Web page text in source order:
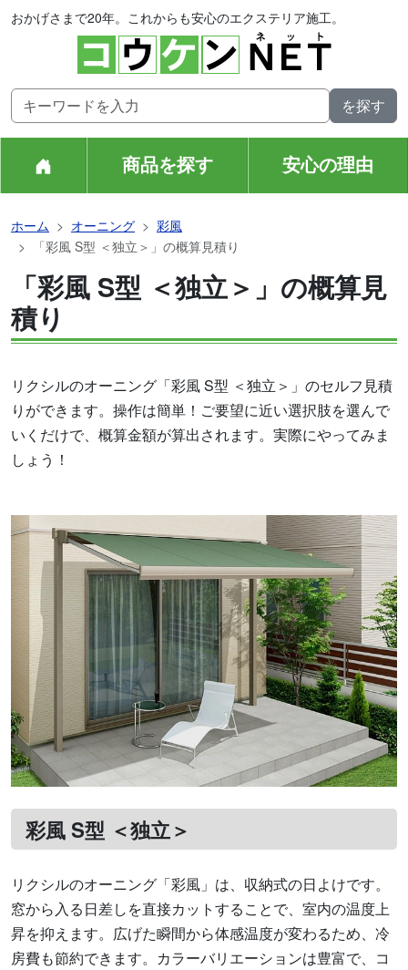
おかげさまで20年。これからも安心のエクステリア施工。
商品を探す 安心の理由
ホーム オーニング
彩風
「彩風 S型 ＜独立＞」の概算見積り
「彩風 S型 ＜独立＞」の概算見
積り
リクシルのオーニング「彩風 S型 ＜独立＞」のセルフ見積
りができます。操作は簡単！ご要望に近い選択肢を選んで
いくだけで、概算金額が算出されます。実際にやってみま
しょう！
彩風 S型 ＜独立＞
リクシルのオーニング「彩風」は、収納式の日よけです。
窓から入る日差しを直接カットすることで、室内の温度上
昇を抑えます。広げた瞬間から体感温度が変わるため、冷
房費も節約できます。カラーバリエーションは豊富で、コ